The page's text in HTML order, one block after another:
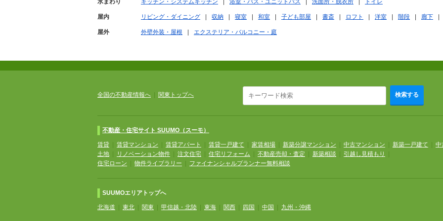
水まわり キッチン・システムキッチン 浴室・バス・ユニットバス 洗面所・脱衣所 トイレ
屋内 リビング・ダイニング 収納 寝室 和室 子ども部屋 書斎 ロフト 洋室 階段 廊下
屋外 外壁外装・屋根 エクステリア・バルコニー・庭
全国の不動産情報へ 関東トップへ 検索する
不動産・住宅サイト SUUMO（スーモ）
賃貸 賃貸マンション 賃貸アパート 賃貸一戸建て 家賃相場 新築分譲マンション 中古マンション 新築一戸建て 中
土地
リノベーション物件 注文住宅 住宅リフォーム 不動産売却・査定 新築相談 引越し見積もり
住宅ローン
物件ライブラリー ファイナンシャルプランナー無料相談
SUUMOエリアトップへ
北海道 東北 関東 甲信越・北陸 東海 関西 四国 中国 九州・沖縄